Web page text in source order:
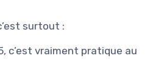
surtout :
c’est vraiment pratique au